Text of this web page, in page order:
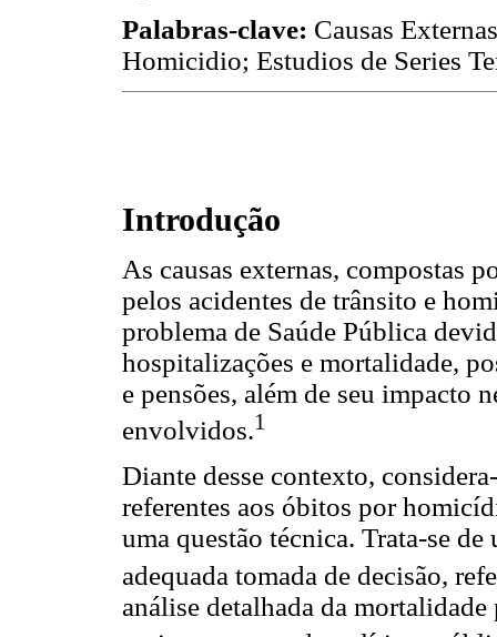
Palabras-clave: Causas
Homicidio; Estudios de Series
Introdução
As causas externas, compostas
pelos acidentes de trânsito e
problema de Saúde Pública
hospitalizações e mortalidade,
e pensões, além de seu impacto
envolvidos.1
Diante desse contexto,
referentes aos óbitos por
uma questão técnica. Trata-se
adequada tomada de decisão,
análise detalhada da